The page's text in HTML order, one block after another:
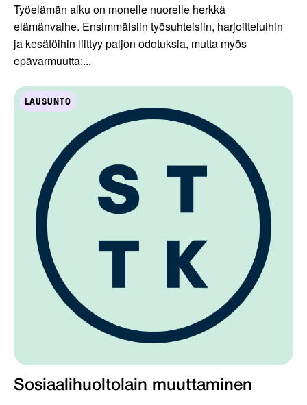
Työelämän alku on monelle nuorelle herkkä
elämänvaihe. Ensimmäisiin työsuhteisiin, harjoitteluihin
ja kesätöihin liittyy paljon odotuksia, mutta myös
epävarmuutta:...
LAUSUNTO
Sosiaalihuoltolain muuttaminen